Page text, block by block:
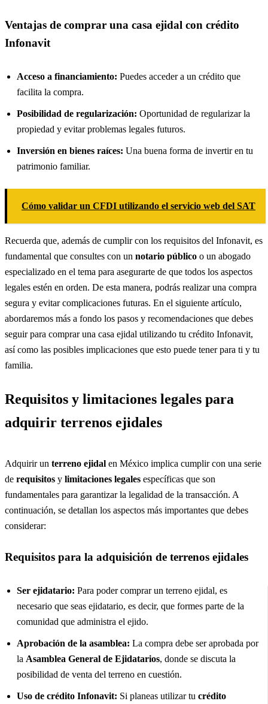
Ventajas de comprar una casa ejidal con crédito
Infonavit
Acceso a financiamiento: Puedes acceder a un crédito que
facilita la compra.
Posibilidad de regularización: Oportunidad de regularizar la
propiedad y evitar problemas legales futuros.
Inversión en bienes raíces: Una buena forma de invertir en tu
patrimonio familiar.
Cómo validar un CFDI utilizando el servicio web del SAT
Recuerda que, además de cumplir con los requisitos del Infonavit, es
fundamental que consultes con un notario público o un abogado
especializado en el tema para asegurarte de que todos los aspectos
legales estén en orden. De esta manera, podrás realizar una compra
segura y evitar complicaciones futuras. En el siguiente artículo,
abordaremos más a fondo los pasos y recomendaciones que debes
seguir para comprar una casa ejidal utilizando tu crédito Infonavit,
así como las posibles implicaciones que esto puede tener para ti y tu
familia.
Requisitos y limitaciones legales para
adquirir terrenos ejidales
Adquirir un terreno ejidal en México implica cumplir con una serie
de requisitos y limitaciones legales específicas que son
fundamentales para garantizar la legalidad de la transacción. A
continuación, se detallan los aspectos más importantes que debes
considerar:
Requisitos para la adquisición de terrenos ejidales
Ser ejidatario: Para poder comprar un terreno ejidal, es
necesario que seas ejidatario, es decir, que formes parte de la
comunidad que administra el ejido.
Aprobación de la asamblea: La compra debe ser aprobada por
la Asamblea General de Ejidatarios, donde se discuta la
posibilidad de venta del terreno en cuestión.
Uso de crédito Infonavit: Si planeas utilizar tu crédito